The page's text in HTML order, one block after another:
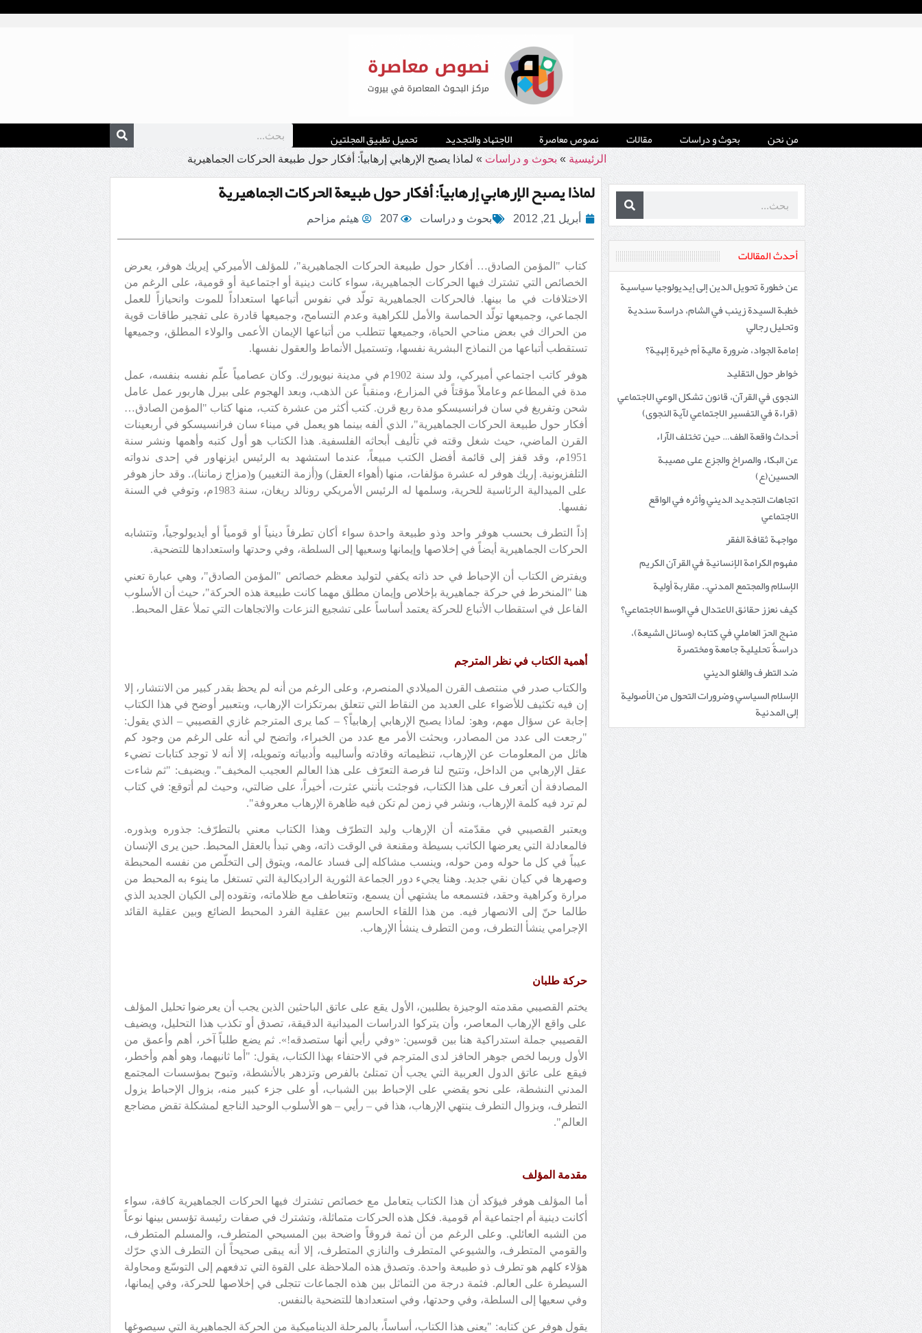
من نحن بحوث و دراسات مقالات نصوص معاصرة الاجتهاد والتجديد تحميل تطبيق المجلتين
الرئيسية » بحوث و دراسات » لماذا يصبح الإرهابي إرهابياً: أفكار حول طبيعة الحركات الجماهيرية
أحدث المقالات
عن خطورة تحويل الدين إلى إيديولوجيا سياسية
خطبة السيدة زينب في الشام، دراسة سندية
وتحليل رجالي
إمامة الجواد، ضرورة مالية أم خيرة إلهية؟
خواطر حول التقليد
النجوى في القرآن، قانون تشكل الوعي الاجتماعي
(قراءة في التفسير الاجتماعي لآية النجوى)
أحداث واقعة الطف… حين تختلف الآراء
عن البكاء والصراخ والجزع على مصيبة
الحسين(ع)
اتجاهات التجديد الديني وأثره في الواقع
الاجتماعي
مواجهة ثقافة الفقر
مفهوم الكرامة الإنسانية في القرآن الكريم
الإسلام والمجتمع المدني.. مقاربة أولية
كيف نعزز حقائق الاعتدال في الوسط الاجتماعي؟
منهج الحرّ العاملي في كتابه (وسائل الشيعة)،
دراسةٌ تحليلية جامعة ومختصرة
ضد التطرف والغلو الديني
الإسلام السياسي وضرورات التحول من الأصولية
إلى المدنية
لماذا يصبح الإرهابي إرهابياً: أفكار حول طبيعة الحركات الجماهيرية
أبريل 21, 2012 بحوث و دراسات 207 هيثم مزاحم
كتاب "المؤمن الصادق… أفكار حول طبيعة الحركات الجماهيرية"، للمؤلف الأميركي إيريك هوفر، يعرض
الخصائص التي تشترك فيها الحركات الجماهيرية، سواء كانت دينية أو اجتماعية أو قومية، على الرغم من
الاختلافات في ما بينها. فالحركات الجماهيرية تولّد في نفوس أتباعها استعداداً للموت وانحيازاً للعمل
الجماعي، وجميعها تولّد الحماسة والأمل للكراهية وعدم التسامح، وجميعها قادرة على تفجير طاقات قوية
من الحراك في بعض مناحي الحياة، وجميعها تتطلب من أتباعها الإيمان الأعمى والولاء المطلق، وجميعها
تستقطب أتباعها من النماذج البشرية نفسها، وتستميل الأنماط والعقول نفسها.
هوفر كاتب اجتماعي أميركي، ولد سنة 1902م في مدينة نيويورك. وكان عصامياً علّم نفسه بنفسه، عمل
مدة في المطاعم وعاملاً مؤقتاً في المزارع، ومنقباً عن الذهب، وبعد الهجوم على بيرل هاربور عمل عامل
شحن وتفريغ في سان فرانسيسكو مدة ربع قرن. كتب أكثر من عشرة كتب، منها كتاب "المؤمن الصادق…
أفكار حول طبيعة الحركات الجماهيرية"، الذي ألفه بينما هو يعمل في ميناء سان فرانسيسكو في أربعينات
القرن الماضي، حيث شغل وقته في تأليف أبحاثه الفلسفية. هذا الكتاب هو أول كتبه وأهمها ونشر سنة
1951م، وقد قفز إلى قائمة أفضل الكتب مبيعاً، عندما استشهد به الرئيس ايزنهاور في إحدى ندواته
التلفزيونية. إريك هوفر له عشرة مؤلفات، منها (أهواء العقل) و(أزمة التغيير) و(مزاج زماننا)،. وقد حاز هوفر
على الميدالية الرئاسية للحرية، وسلمها له الرئيس الأمريكي رونالد ريغان، سنة 1983م، وتوفي في السنة
نفسها.
إذاً التطرف بحسب هوفر واحد وذو طبيعة واحدة سواء أكان تطرفاً دينياً أو قومياً أو أيديولوجياً، وتتشابه
الحركات الجماهيرية أيضاً في إخلاصها وإيمانها وسعيها إلى السلطة، وفي وحدتها واستعدادها للتضحية.
ويفترض الكتاب أن الإحباط في حد ذاته يكفي لتوليد معظم خصائص "المؤمن الصادق"، وهي عبارة تعني
هنا "المنخرط في حركة جماهيرية بإخلاص وإيمان مطلق مهما كانت طبيعة هذه الحركة"، حيث أن الأسلوب
الفاعل في استقطاب الأتباع للحركة يعتمد أساساً على تشجيع النزعات والاتجاهات التي تملأ عقل المحبط.
أهمية الكتاب في نظر المترجم
والكتاب صدر في منتصف القرن الميلادي المنصرم، وعلى الرغم من أنه لم يحظ بقدر كبير من الانتشار، إلا
إن فيه تكثيف للأضواء على العديد من النقاط التي تتعلق بمرتكزات الإرهاب، وبتعبير أوضح في هذا الكتاب
إجابة عن سؤال مهم، وهو: لماذا يصبح الإرهابي إرهابياً؟ – كما يرى المترجم غازي القصيبي – الذي يقول:
"رجعت الى عدد من المصادر، وبحثت الأمر مع عدد من الخبراء، واتضح لي أنه على الرغم من وجود كم
هائل من المعلومات عن الإرهاب، تنظيماته وقادته وأساليبه وأدبياته وتمويله، إلا أنه لا توجد كتابات تضيء
عقل الإرهابي من الداخل، وتتيح لنا فرصة التعرّف على هذا العالم العجيب المخيف". ويضيف: "ثم شاءت
المصادفة أن أتعرف على هذا الكتاب، فوجئت بأنني عثرت، أخيراً، على ضالتي، وحيث لم أتوقع: في كتاب
لم ترد فيه كلمة الإرهاب، ونشر في زمن لم تكن فيه ظاهرة الإرهاب معروفة".
ويعتبر القصيبي في مقدّمته أن الإرهاب وليد التطرّف وهذا الكتاب معني بالتطرّف: جذوره وبذوره.
فالمعادلة التي يعرضها الكاتب بسيطة ومقنعة في الوقت ذاته، وهي تبدأ بالعقل المحبط. حين يرى الإنسان
عيباً في كل ما حوله ومن حوله، وينسب مشاكله إلى فساد عالمه، ويتوق إلى التخلّص من نفسه المحبطة
وصهرها في كيان نقي جديد. وهنا يجيء دور الجماعة الثورية الراديكالية التي تستغل ما ينوء به المحبط من
مرارة وكراهية وحقد، فتسمعه ما يشتهي أن يسمع، وتتعاطف مع ظلاماته، وتقوده إلى الكيان الجديد الذي
طالما حنّ إلى الانصهار فيه. من هذا اللقاء الحاسم بين عقلية الفرد المحبط الضائع وبين عقلية القائد
الإجرامي ينشأ التطرف، ومن التطرف ينشأ الإرهاب.
حركة طلبان
يختم القصيبي مقدمته الوجيزة بطلبين، الأول يقع على عاتق الباحثين الذين يجب أن يعرضوا تحليل المؤلف
على واقع الإرهاب المعاصر، وأن يتركوا الدراسات الميدانية الدقيقة، تصدق أو تكذب هذا التحليل، ويضيف
القصيبي جملة استدراكية هنا بين قوسين: «وفي رأيي أنها ستصدقه!». ثم يضع طلباً آخر، أهم وأعمق من
الأول وربما لخص جوهر الحافز لدى المترجم في الاحتفاء بهذا الكتاب، يقول: "أما ثانيهما، وهو أهم وأخطر،
فيقع على عاتق الدول العربية التي يجب أن تمتلئ بالفرص وتزدهر بالأنشطة، وتبوح بمؤسسات المجتمع
المدني النشطة، على نحو يقضي على الإحباط بين الشباب، أو على جزء كبير منه، بزوال الإحباط يزول
التطرف، وبزوال التطرف ينتهي الإرهاب، هذا في – رأيي – هو الأسلوب الوحيد الناجع لمشكلة تقض مضاجع
العالم".
مقدمة المؤلف
أما المؤلف هوفر فيؤكد أن هذا الكتاب يتعامل مع خصائص تشترك فيها الحركات الجماهيرية كافة، سواء
أكانت دينية أم اجتماعية أم قومية. فكل هذه الحركات متماثلة، وتشترك في صفات رئيسة تؤسس بينها نوعاً
من الشبه العائلي. وعلى الرغم من أن ثمة فروقاً واضحة بين المسيحي المتطرف، والمسلم المتطرف،
والقومي المتطرف، والشيوعي المتطرف والنازي المتطرف، إلا أنه يبقى صحيحاً أن التطرف الذي حرّك
هؤلاء كلهم هو تطرف ذو طبيعة واحدة. وتصدق هذه الملاحظة على القوة التي تدفعهم إلى التوسّع ومحاولة
السيطرة على العالم. فثمة درجة من التماثل بين هذه الجماعات تتجلى في إخلاصها للحركة، وفي إيمانها،
وفي سعيها إلى السلطة، وفي وحدتها، وفي استعدادها للتضحية بالنفس.
يقول هوفر عن كتابه: "يعنى هذا الكتاب، أساساً، بالمرحلة الديناميكية من الحركة الجماهيرية التي سيصوغها